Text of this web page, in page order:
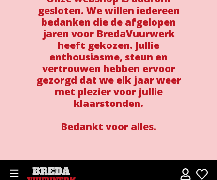
gesloten. We willen iedereen
bedanken die de afgelopen
jaren voor BredaVuurwerk
heeft gekozen. Jullie
enthousiasme, steun en
vertrouwen hebben ervoor
gezorgd dat we elk jaar weer
met plezier voor jullie
klaarstonden.
Bedankt voor alles.